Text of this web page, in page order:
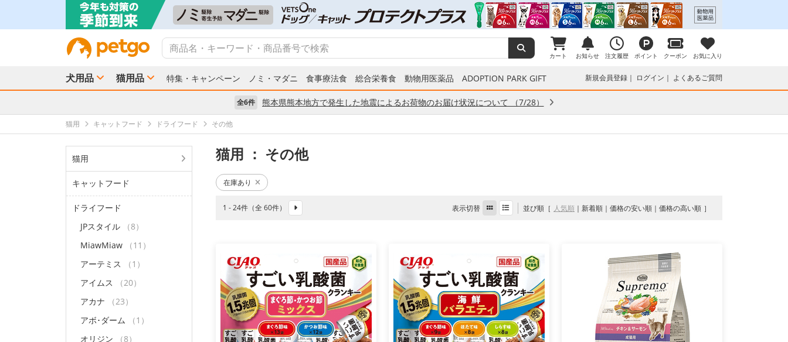
カート お知らせ 注文履歴 ポイント クーポン お気に入り
犬用品 猫用品 特集・キャンペーン ノミ・マダニ 食事療法食 総合栄養食 動物用医薬品 ADOPTION PARK GIFT 新規会員登録 ログイン よくあるご質問
全6件 熊本県熊本地方で発生した地震によるお荷物のお届け状況について （7/28）
猫用 キャットフード ドライフード その他
猫用
キャットフード
ドライフード
JPスタイル
（8）
MiawMiaw
（11）
アーテミス
（1）
アイムス
（20）
アカナ
（23）
アボ･ダーム
（1）
オリジン
（8）
猫用 ： その他
在庫あり
1 - 24件（全 60件） 表示切替 並び順 人気順 新着順 価格の安い順 価格の高い順